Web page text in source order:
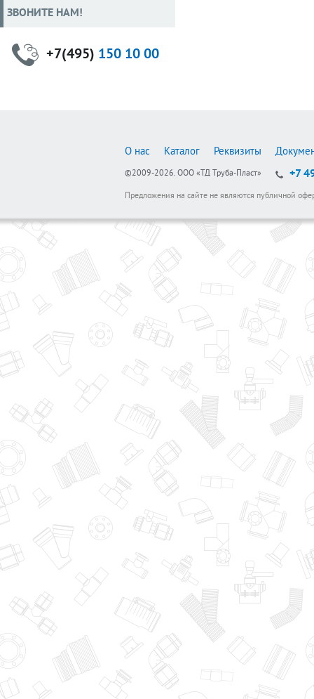
ЗВОНИТЕ НАМ!
+7(495) 150 10 00
О нас Каталог Реквизиты
©2009-2026. ООО «ТД Труба-Пласт» +7
Предложения на сайте не являются публичной